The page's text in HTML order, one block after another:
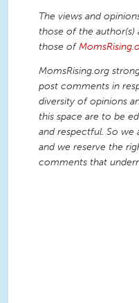
The views and
those of the author(s)
those of
MomsRising.org
post comments in
diversity of opinions
this space are to be
and respectful. So
and we reserve the
comments that